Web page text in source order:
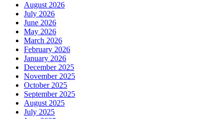
August 2026
July 2026
June 2026
May 2026
March 2026
February 2026
January 2026
December 2025
November 2025
October 2025
September 2025
August 2025
July 2025